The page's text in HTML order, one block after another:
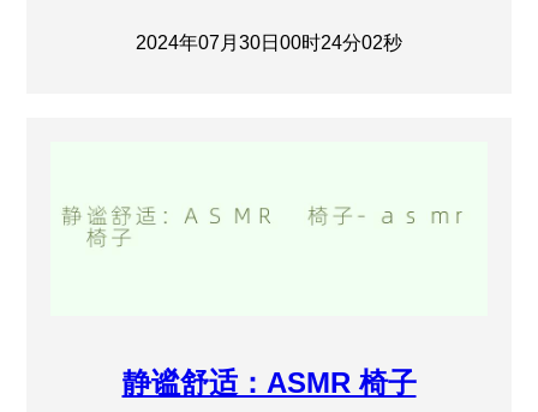
2024年07月30日00时24分02秒
静谧舒适：ASMR 椅子